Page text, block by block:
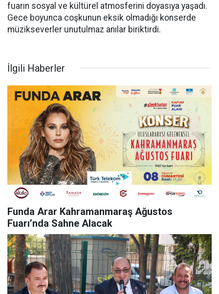
fuarın sosyal ve kültürel atmosferini doyasıya yaşadı.
Gece boyunca coşkunun eksik olmadığı konserde
müzikseverler unutulmaz anılar biriktirdi.
İlgili Haberler
Funda Arar Kahramanmaraş Ağustos
Fuarı’nda Sahne Alacak